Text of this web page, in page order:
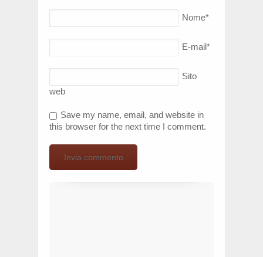
Nome*
E-mail*
Sito
web
Save my name, email, and website in
this browser for the next time I comment.